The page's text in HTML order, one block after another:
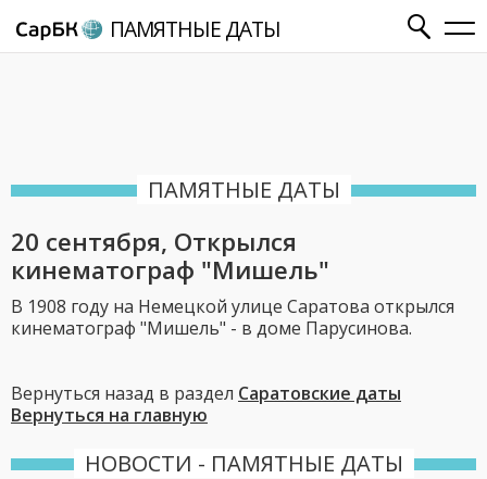
ПАМЯТНЫЕ ДАТЫ
ПАМЯТНЫЕ ДАТЫ
20 сентября, Открылся
кинематограф "Мишель"
В 1908 году на Немецкой улице Саратова открылся
кинематограф "Мишель" - в доме Парусинова.
Вернуться назад в раздел Саратовские даты
Вернуться на главную
НОВОСТИ - ПАМЯТНЫЕ ДАТЫ